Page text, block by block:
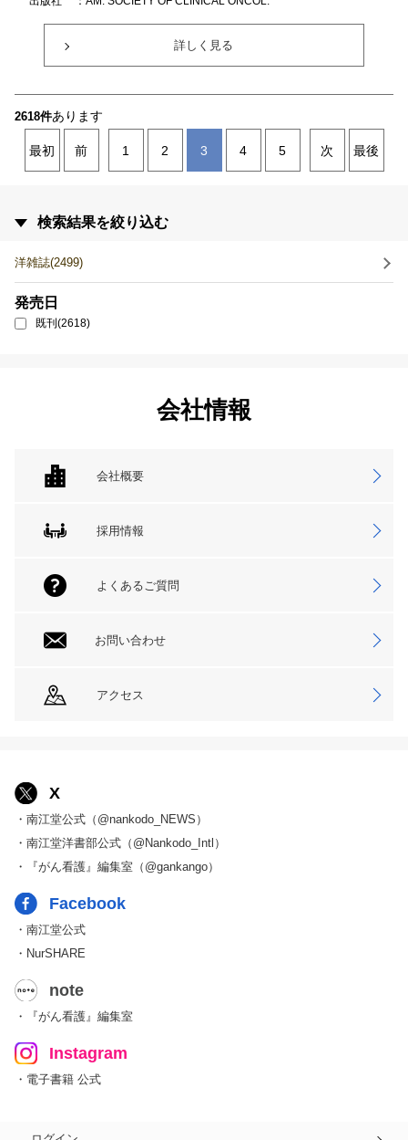
詳しく見る
2618件あります
最初 前 1 2 3 4 5 次 最後
検索結果を絞り込む
洋雑誌(2499)
発売日
既刊(2618)
会社情報
会社概要
採用情報
よくあるご質問
お問い合わせ
アクセス
X
・南江堂公式（@nankodo_NEWS）
・南江堂洋書部公式（@Nankodo_Intl）
・『がん看護』編集室（@gankango）
Facebook
・南江堂公式
・NurSHARE
note
・『がん看護』編集室
Instagram
・電子書籍 公式